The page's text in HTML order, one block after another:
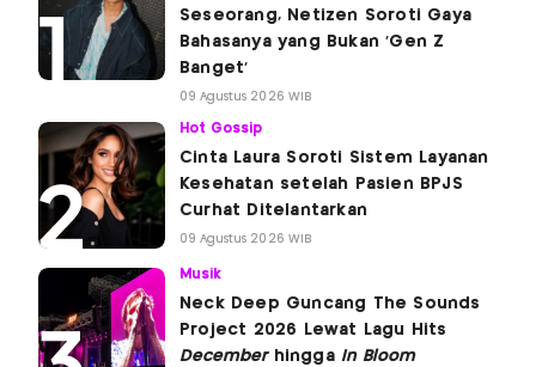
Seseorang, Netizen Soroti Gaya
Bahasanya yang Bukan 'Gen Z
Banget'
09 Agustus 2026 WIB
Hot Gossip
Cinta Laura Soroti Sistem Layanan
Kesehatan setelah Pasien BPJS
Curhat Ditelantarkan
09 Agustus 2026 WIB
Musik
Neck Deep Guncang The Sounds
Project 2026 Lewat Lagu Hits
Decemberhingga In Bloom